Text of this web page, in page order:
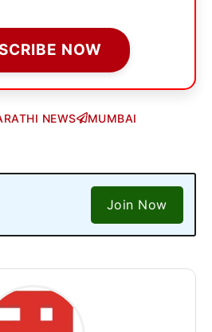
NOW
NEWS
MUMBAI
Join Now